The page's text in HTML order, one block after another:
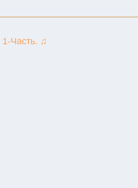
Часть. ♫